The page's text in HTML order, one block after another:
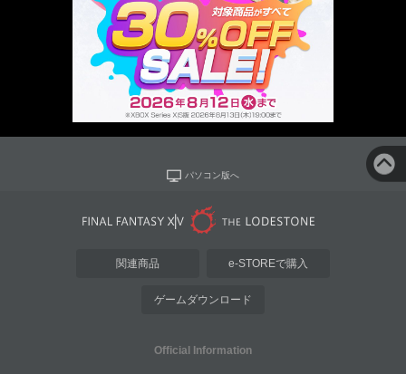
パソコン版へ
関連商品 e-STOREで購入
ゲームダウンロード
Official Information